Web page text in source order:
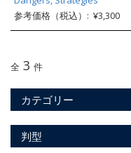
参考価格（税込）: ¥3,300
全 3 件
カテゴリー
判型